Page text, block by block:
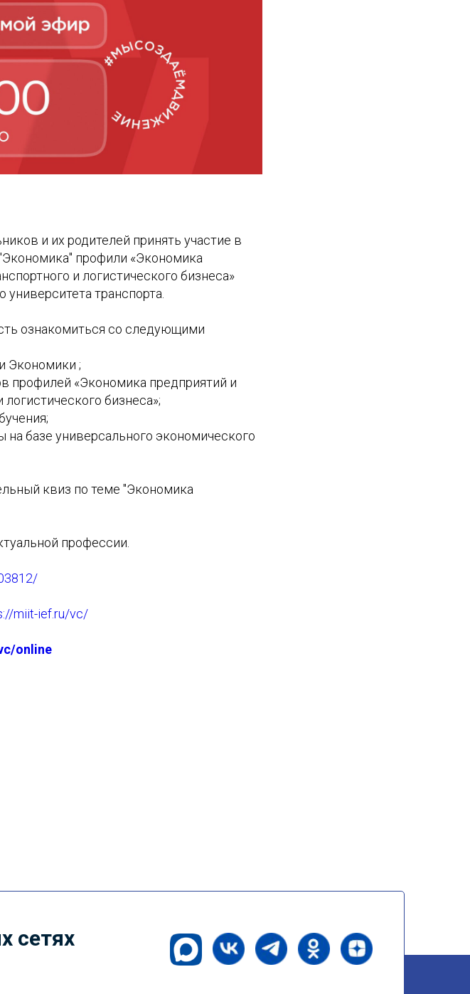
и их родителей принять участие в
профили «Экономика
и логистического бизнеса»
транспорта.
ознакомиться со следующими
Экономики ;
профилей «Экономика предприятий и
бизнеса»;
базе универсального экономического
квиз по теме "Экономика
профессии.
miit-ief.ru/vc/
online
сетях